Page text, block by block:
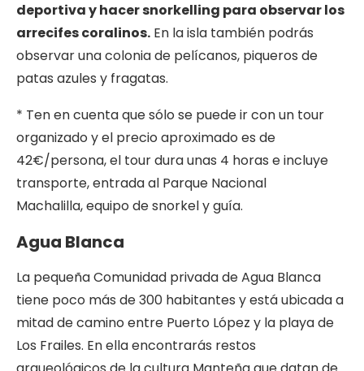
deportiva y hacer snorkelling para observar los
arrecifes coralinos. En la isla también podrás
observar una colonia de pelícanos, piqueros de
patas azules y fragatas.
* Ten en cuenta que sólo se puede ir con un tour
organizado y el precio aproximado es de
42€/persona, el tour dura unas 4 horas e incluye
transporte, entrada al Parque Nacional
Machalilla, equipo de snorkel y guía.
Agua Blanca
La pequeña Comunidad privada de Agua Blanca
tiene poco más de 300 habitantes y está ubicada a
mitad de camino entre Puerto López y la playa de
Los Frailes. En ella encontrarás restos